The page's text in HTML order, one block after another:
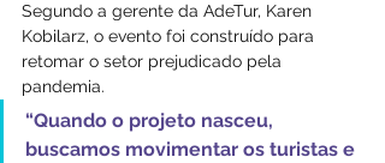
Segundo a gerente da AdeTur, Karen
Kobilarz, o evento foi construído para
retomar o setor prejudicado pela
pandemia.
“Quando o projeto nasceu,
buscamos movimentar os turistas e